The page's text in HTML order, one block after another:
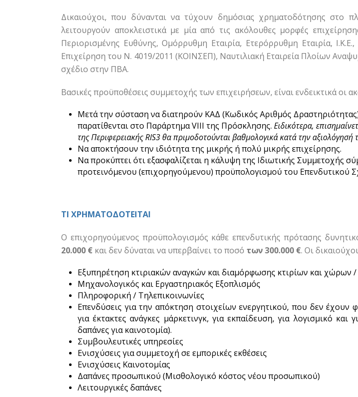
Δικαιούχοι, που δύνανται να τύχουν δημόσιας χρηματοδότησης στο
λειτουργούν αποκλειστικά με μία από τις ακόλουθες μορφές
Περιορισμένης Ευθύνης, Ομόρρυθμη Εταιρία, Ετερόρρυθμη Εταιρία,
Επιχείρηση του Ν. 4019/2011 (ΚΟΙΝΣΕΠ), Ναυτιλιακή Εταιρεία Πλοίων
σχέδιο στην ΠΒΑ.
Βασικές προϋποθέσεις συμμετοχής των επιχειρήσεων, είναι ενδεικτικά οι
Μετά την σύσταση να διατηρούν ΚΑΔ (Κωδικός Αριθμός
παρατίθενται στο Παράρτημα VIII της Πρόσκλησης. Ειδικότερα,
της Περιφερειακής RIS3 θα πριμοδοτούνται βαθμολογικά κατά την αξιολόγησή
Να αποκτήσουν την ιδιότητα της μικρής ή πολύ μικρής επιχείρησης.
Να προκύπτει ότι εξασφαλίζεται η κάλυψη της Ιδιωτικής
προτεινόμενου (επιχορηγούμενου) προϋπολογισμού του Επενδυτικού
ΤΙ ΧΡΗΜΑΤΟΔΟΤΕΙΤΑΙ
Ο επιχορηγούμενος προϋπολογισμός κάθε επενδυτικής πρότασης
20.000 € και δεν δύναται να υπερβαίνει το ποσό των300.000 €. Οι
Εξυπηρέτηση κτιριακών αναγκών και διαμόρφωσης κτιρίων και χώρων /
Μηχανολογικός και Εργαστηριακός Εξοπλισμός
Πληροφορική / Τηλεπικοινωνίες
Επενδύσεις για την απόκτηση στοιχείων ενεργητικού, που δεν
για έκτακτες ανάγκες μάρκετινγκ, για εκπαίδευση, για λογισμικό
δαπάνες για καινοτομία).
Συμβουλευτικές υπηρεσίες
Ενισχύσεις για συμμετοχή σε εμπορικές εκθέσεις
Ενισχύσεις Καινοτομίας
Δαπάνες προσωπικού (Μισθολογικό κόστος νέου προσωπικού)
Λειτουργικές δαπάνες